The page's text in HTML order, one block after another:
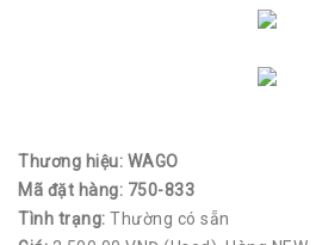
Step
Servo
Thương hiệu: WAGO
Mã đặt hàng: 750-833
Tình trạng: Thường có sẵn